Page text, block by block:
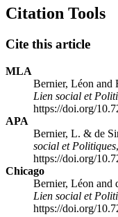
Citation Tools
Cite this article
MLA
Bernier, Léon and
Lien social et
https://doi.org/
APA
Bernier, L. & de
social et Politiques
https://doi.org/
Chicago
Bernier, Léon and
Lien social et
https://doi.org/